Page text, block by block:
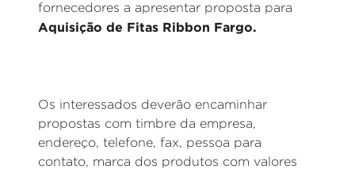
fornecedores a apresentar proposta para
Aquisição de Fitas Ribbon Fargo.
Os interessados deverão encaminhar
propostas com timbre da empresa,
endereço, telefone, fax, pessoa para
contato, marca dos produtos com valores